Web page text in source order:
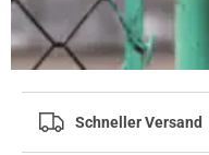
Schneller Versand